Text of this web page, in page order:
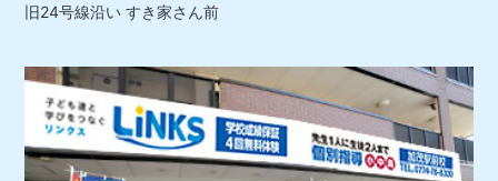
旧24号線沿い すき家さん前